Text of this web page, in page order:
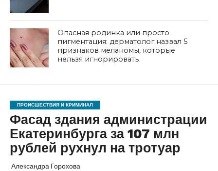
Опасная родинка или просто
пигментация: дерматолог назвал 5
признаков меланомы, которые
нельзя игнорировать
ПРОИСШЕСТВИЯ И КРИМИНАЛ
Фасад здания администрации
Екатеринбурга за 107 млн
рублей рухнул на тротуар
Александра Горохова